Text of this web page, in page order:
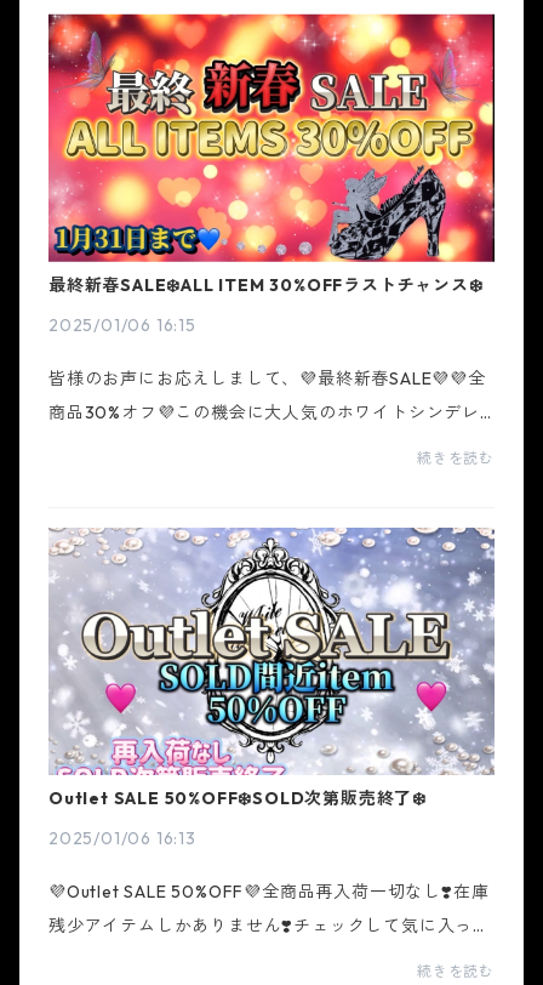
最終新春SALE❄️ALL ITEM 30%OFFラストチャンス❄️
2025/01/06 16:15
皆様のお声にお応えしまして、💜最終新春SALE💜💜全
商品30%オフ💜この機会に大人気のホワイトシンデレ
ラシリーズやトレンドアイテムをGETしちゃおう❣️まだ
続きを読む
Outlet SALE 50%OFF❄️SOLD次第販売終了❄️
2025/01/06 16:13
💜Outlet SALE 50%OFF💜全商品再入荷一切なし❣️在庫
残少アイテムしかありません❣️チェックして気に入った
続きを読む